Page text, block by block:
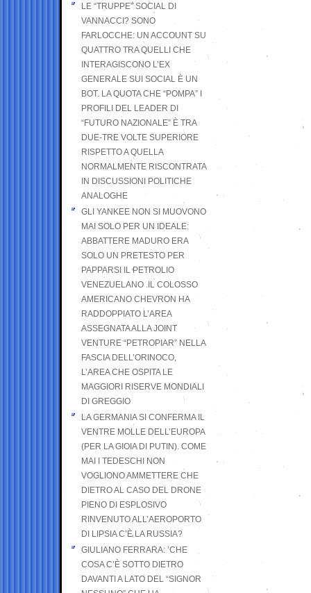
LE “TRUPPE” SOCIAL DI
VANNACCI? SONO
FARLOCCHE: UN ACCOUNT SU
QUATTRO TRA QUELLI CHE
INTERAGISCONO L’EX
GENERALE SUI SOCIAL È UN
BOT. LA QUOTA CHE “POMPA” I
PROFILI DEL LEADER DI
“FUTURO NAZIONALE” È TRA
DUE-TRE VOLTE SUPERIORE
RISPETTO A QUELLA
NORMALMENTE RISCONTRATA
IN DISCUSSIONI POLITICHE
ANALOGHE
GLI YANKEE NON SI MUOVONO
MAI SOLO PER UN IDEALE:
ABBATTERE MADURO ERA
SOLO UN PRETESTO PER
PAPPARSI IL PETROLIO
VENEZUELANO .IL COLOSSO
AMERICANO CHEVRON HA
RADDOPPIATO L’AREA
ASSEGNATA ALLA JOINT
VENTURE “PETROPIAR” NELLA
FASCIA DELL’ORINOCO,
L’AREA CHE OSPITA LE
MAGGIORI RISERVE MONDIALI
DI GREGGIO
LA GERMANIA SI CONFERMA IL
VENTRE MOLLE DELL’EUROPA
(PER LA GIOIA DI PUTIN). COME
MAI I TEDESCHI NON
VOGLIONO AMMETTERE CHE
DIETRO AL CASO DEL DRONE
PIENO DI ESPLOSIVO
RINVENUTO ALL’AEROPORTO
DI LIPSIA C’È LA RUSSIA?
GIULIANO FERRARA: ’CHE
COSA C’È SOTTO DIETRO
DAVANTI A LATO DEL “SIGNOR